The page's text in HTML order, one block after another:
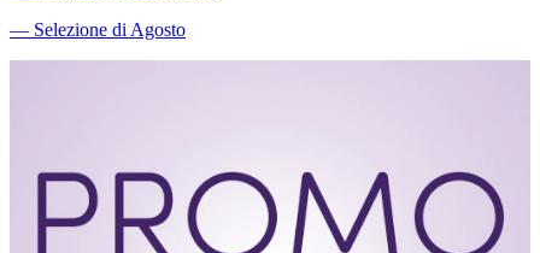
― Selezione di Agosto